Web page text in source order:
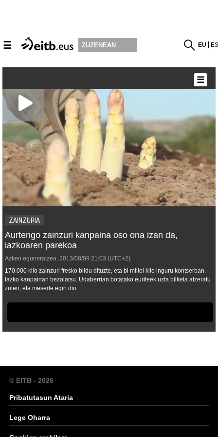
☰ ZUZENEAN EU
ZAINZURIA
Aurtengo zainzuri kanpaina oso ona izan da,
iazkoaren parekoa
Azken eguneratzea: 2013/08/09 21:03 (UTC+2)
170.000 kilo zainzuri fresko bildu dituzte, eta bi milioi kilo inguru kontserban.
Iazko kanpainan bezalatsu. Udaberrian botatako euriteek uzta bilketa atzeratu
zuten, eta mesede egin dio.
☰
© EITB - 2026
Pribatutasun Ataria
Lege Oharra